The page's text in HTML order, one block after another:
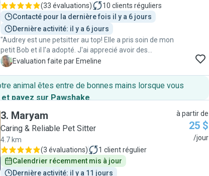
(33 évaluations) 10 clients réguliers
Contacté pour la dernière fois il y a 6 jours
Dernière activité: il y a 6 jours
"Audrey est une petsitter au top! Elle a pris soin de mon
petit Bob et il l'a adopté. J'ai apprecié avoir des
nouvelles tous les jours, accompagnées de photos
E Evaluation faite par Emeline
animal êtes entre de bonnes mains lorsque vous
payez sur Pawshake.
3. Maryam
Caring & Reliable Pet Sitter
4.7 km
(3 évaluations) 1 client régulier
Calendrier récemment mis à jour
Dernière activité: il y a 11 jours
à partir de
25 $
/jour